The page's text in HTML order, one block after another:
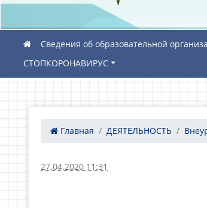
Сведения об образовательной
СТОПКОРОНАВИРУС
Главная ДЕЯТЕЛЬНОСТЬ
27.04.2020 11:31